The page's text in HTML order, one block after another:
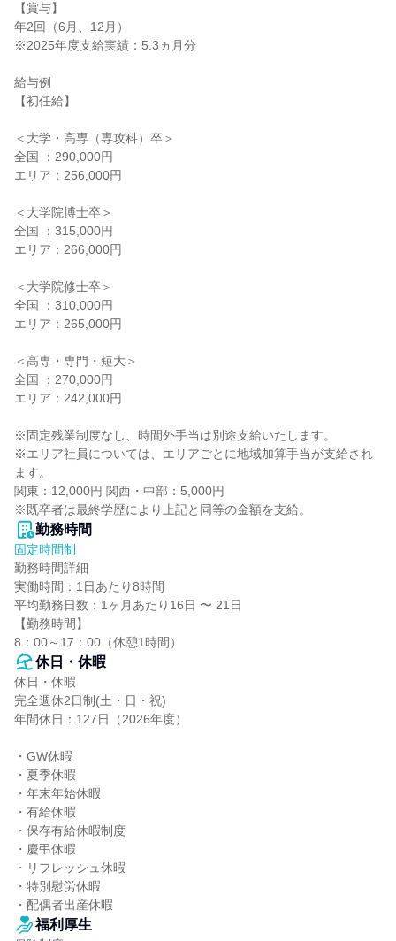
【賞与】
年2回（6月、12月）
※2025年度支給実績：5.3ヵ月分
給与例
【初任給】
＜大学・高専（専攻科）卒＞
全国 ：290,000円
エリア：256,000円
＜大学院博士卒＞
全国 ：315,000円
エリア：266,000円
＜大学院修士卒＞
全国 ：310,000円
エリア：265,000円
＜高専・専門・短大＞
全国 ：270,000円
エリア：242,000円
※固定残業制度なし、時間外手当は別途支給いたします。
※エリア社員については、エリアごとに地域加算手当が支給され
ます。
関東：12,000円 関西・中部：5,000円
※既卒者は最終学歴により上記と同等の金額を支給。
勤務時間
固定時間制
勤務時間詳細
実働時間：1日あたり8時間
平均勤務日数：1ヶ月あたり16日 〜 21日
【勤務時間】
8：00～17：00（休憩1時間）
休日・休暇
休日・休暇
完全週休2日制(土・日・祝)
年間休日：127日（2026年度）
・GW休暇
・夏季休暇
・年末年始休暇
・有給休暇
・保存有給休暇制度
・慶弔休暇
・リフレッシュ休暇
・特別慰労休暇
・配偶者出産休暇
福利厚生